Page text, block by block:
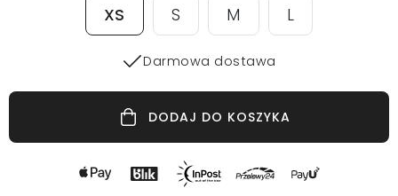
XS S M L
Darmowa dostawa
DODAJ DO KOSZYKA